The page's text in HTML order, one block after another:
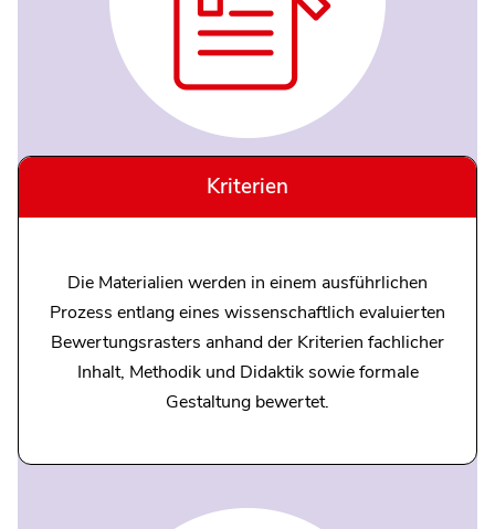
Kriterien
Die Materialien werden in einem ausführlichen
Prozess entlang eines wissenschaftlich evaluierten
Bewertungsrasters anhand der Kriterien fachlicher
Inhalt, Methodik und Didaktik sowie formale
Gestaltung bewertet.